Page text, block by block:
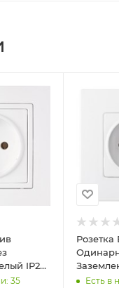
IP20
35
Розетка
10АЕсть в